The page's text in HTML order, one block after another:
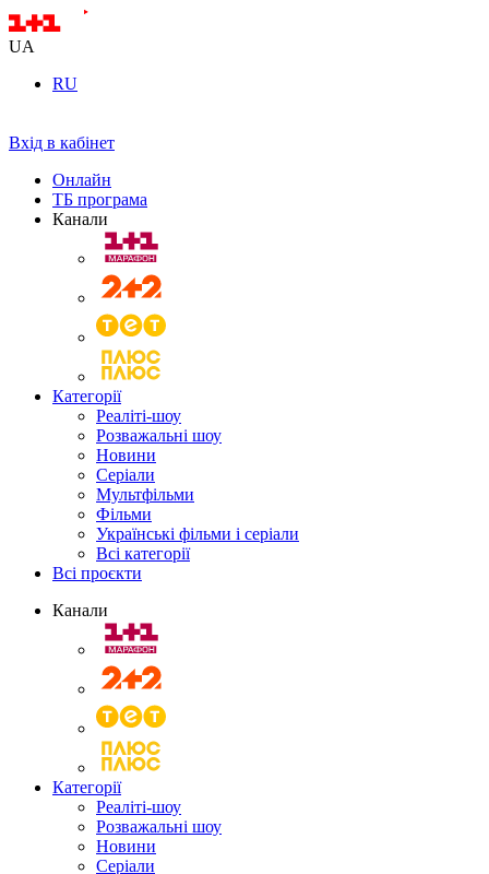
UA
RU
Вхід в кабінет
Онлайн
ТБ програма
Канали
Категорії
Реаліті-шоу
Розважальні шоу
Новини
Серіали
Мультфільми
Фільми
Українські фільми і серіали
Всі категорії
Всі проєкти
Канали
Категорії
Реаліті-шоу
Розважальні шоу
Новини
Серіали